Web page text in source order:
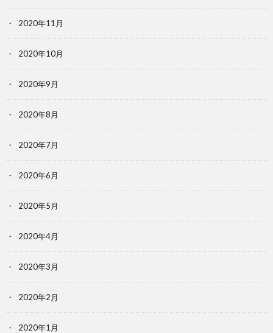
2020年11月
2020年10月
2020年9月
2020年8月
2020年7月
2020年6月
2020年5月
2020年4月
2020年3月
2020年2月
2020年1月